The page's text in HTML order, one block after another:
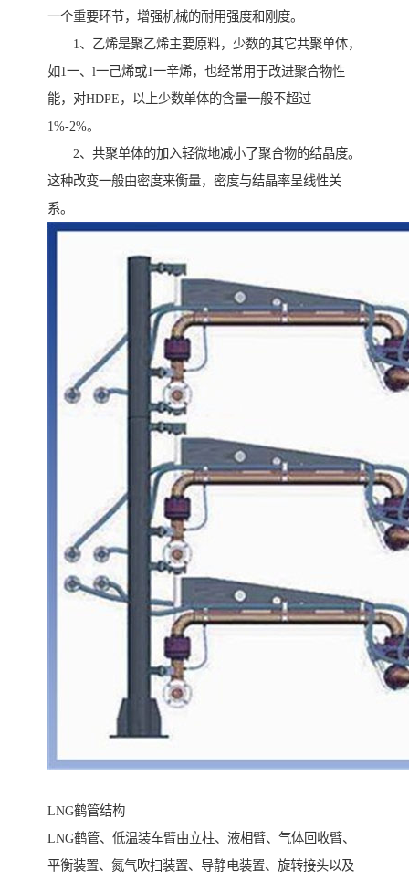
一个重要环节，增强机械的耐用强度和刚度。
1、乙烯是聚乙烯主要原料，少数的其它共聚单体，
如1一、l一己烯或1一辛烯，也经常用于改进聚合物性
能，对HDPE，以上少数单体的含量一般不超过
1%-2%。
2、共聚单体的加入轻微地减小了聚合物的结晶度。
这种改变一般由密度来衡量，密度与结晶率呈线性关
系。
LNG鹤管结构
LNG鹤管、低温装车臂由立柱、液相臂、气体回收臂、
平衡装置、氮气吹扫装置、导静电装置、旋转接头以及